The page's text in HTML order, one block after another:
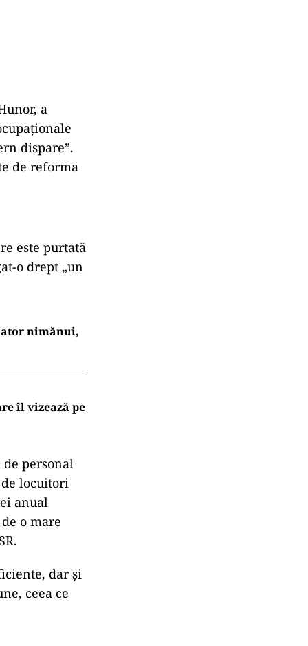
a
dispare”.
de reforma
este purtată
o drept „un
nimănui,
îl vizează pe
personal
de locuitori
anual
o mare
dar şi
ceea ce